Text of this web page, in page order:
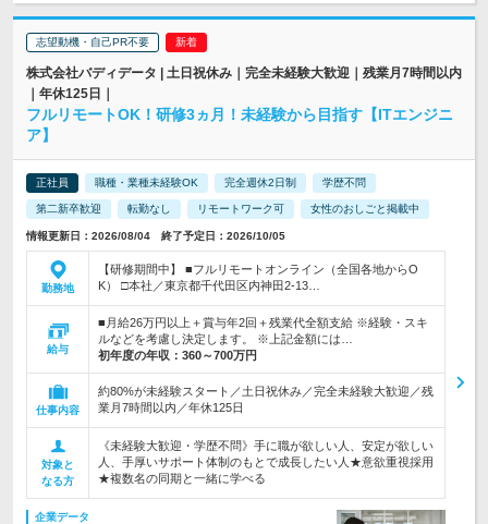
志望動機・自己PR不要
株式会社バディデータ | 土日祝休み｜完全未経験大歓迎｜残業月7時間以内
｜年休125日｜
フルリモートOK！研修3ヵ月！未経験から目指す【ITエンジニ
ア】
正社員 職種・業種未経験OK 完全週休2日制 学歴不問
第二新卒歓迎 転勤なし リモートワーク可 女性のおしごと掲載中
情報更新日：2026/08/04 終了予定日：2026/10/05
勤務地
【研修期間中】 ■フルリモートオンライン（全国各地からO
K） □本社／東京都千代田区内神田2-13…
給与
■月給26万円以上＋賞与年2回＋残業代全額支給 ※経験・スキ
ルなどを考慮し決定します。 ※上記金額には…
初年度の年収： 360～700万円
仕事内容
約80%が未経験スタート／土日祝休み／完全未経験大歓迎／残
業月7時間以内／年休125日
対象と
なる方
《未経験大歓迎・学歴不問》手に職が欲しい人、安定が欲しい
人、手厚いサポート体制のもとで成長したい人★意欲重視採用
★複数名の同期と一緒に学べる
企業データ